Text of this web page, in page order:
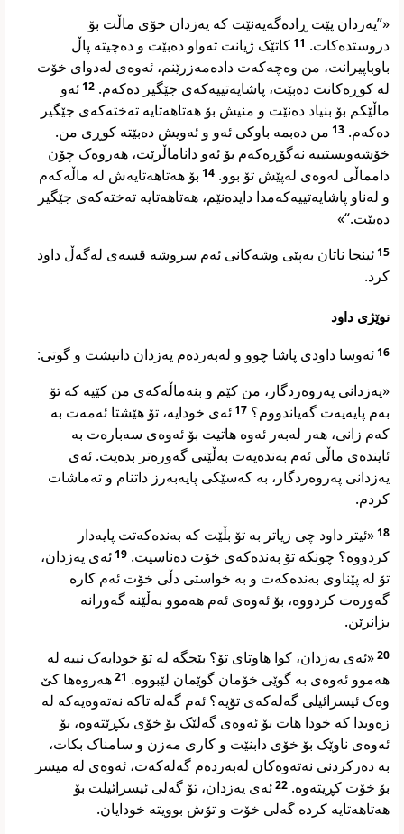
«”یەزدان پێت ڕادەگەیەنێت کە یەزدان خۆی ماڵت بۆ
دروستدەکات. 11کاتێک ژیانت تەواو دەبێت و دەچیتە پاڵ
باوباپیرانت، من وەچەکەت دادەمەزرێنم، ئەوەی لەدوای خۆت
لە کوڕەکانت دەبێت، پاشایەتییەکەی جێگیر دەکەم. 12ئەو
ماڵێکم بۆ بنیاد دەنێت و منیش بۆ هەتاهەتایە تەختەکەی جێگیر
دەکەم. 13 من دەبمە باوکی ئەو و ئەویش دەبێتە کوڕی من.
خۆشەویستییە نەگۆڕەکەم بۆ ئەو داناماڵرێت، هەروەک چۆن
دامماڵی لەوەی لەپێش تۆ بوو. 14 بۆ هەتاهەتایەش لە ماڵەکەم
و لەناو پاشایەتییەکەمدا دایدەنێم، هەتاهەتایە تەختەکەی جێگیر
دەبێت.“»
15ئینجا ناتان بەپێی وشەکانی ئەم سروشە قسەی لەگەڵ داود
کرد.
نوێژی داود
16ئەوسا داودی پاشا چوو و لەبەردەم یەزدان دانیشت و گوتی:
«یەزدانی پەروەردگار، من کێم و بنەماڵەکەی من کێیە کە تۆ
بەم پایەیەت گەیاندووم؟ 17ئەی خودایە، تۆ هێشتا ئەمەت بە
کەم زانی، هەر لەبەر ئەوە هاتیت بۆ ئەوەی سەبارەت بە
ئایندەی ماڵی ئەم بەندەیەت بەڵێنی گەورەتر بدەیت. ئەی
یەزدانی پەروەردگار، بە کەسێکی پایەبەرز داتنام و تەماشات
کردم.
18«ئیتر داود چی زیاتر بە تۆ بڵێت کە بەندەکەتت پایەدار
کردووە؟ چونکە تۆ بەندەکەی خۆت دەناسیت. 19ئەی یەزدان،
تۆ لە پێناوی بەندەکەت و بە خواستی دڵی خۆت ئەم کارە
گەورەت کردووە، بۆ ئەوەی ئەم هەموو بەڵێنە گەورانە
بزانرێن.
20«ئەی یەزدان، کوا هاوتای تۆ؟ بێجگە لە تۆ خودایەک نییە لە
هەموو ئەوەی بە گوێی خۆمان گوێمان لێبووە. 21هەروەها کێ
وەک ئیسرائیلی گەلەکەی تۆیە؟ ئەم گەلە تاکە نەتەوەیەکە لە
زەویدا کە خودا هات بۆ ئەوەی گەلێک بۆ خۆی بکڕێتەوە، بۆ
ئەوەی ناوێک بۆ خۆی دابنێت و کاری مەزن و سامناک بکات،
بە دەرکردنی نەتەوەکان لەبەردەم گەلەکەت، ئەوەی لە میسر
بۆ خۆت کڕیتەوە. 22ئەی یەزدان، تۆ گەلی ئیسرائیلت بۆ
هەتاهەتایە کردە گەلی خۆت و تۆش بوویتە خودایان.